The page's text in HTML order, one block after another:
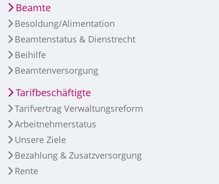
Beamte
Besoldung/Alimentation
Beamtenstatus & Dienstrecht
Beihilfe
Beamtenversorgung
Tarifbeschäftigte
Tarifvertrag Verwaltungsreform
Arbeitnehmerstatus
Unsere Ziele
Bezahlung & Zusatzversorgung
Rente